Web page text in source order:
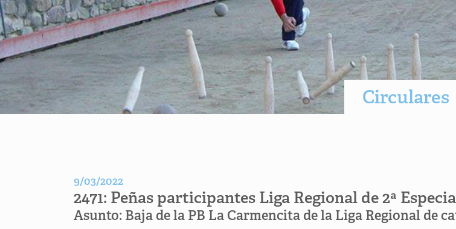
Circulares
9/03/2022
2471: Peñas participantes Liga Regional de 2ª
Asunto: Baja de la PB La Carmencita de la Liga Regional de